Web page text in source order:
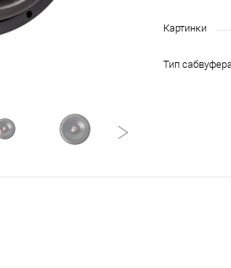
Картинки
Тип сабвуфера